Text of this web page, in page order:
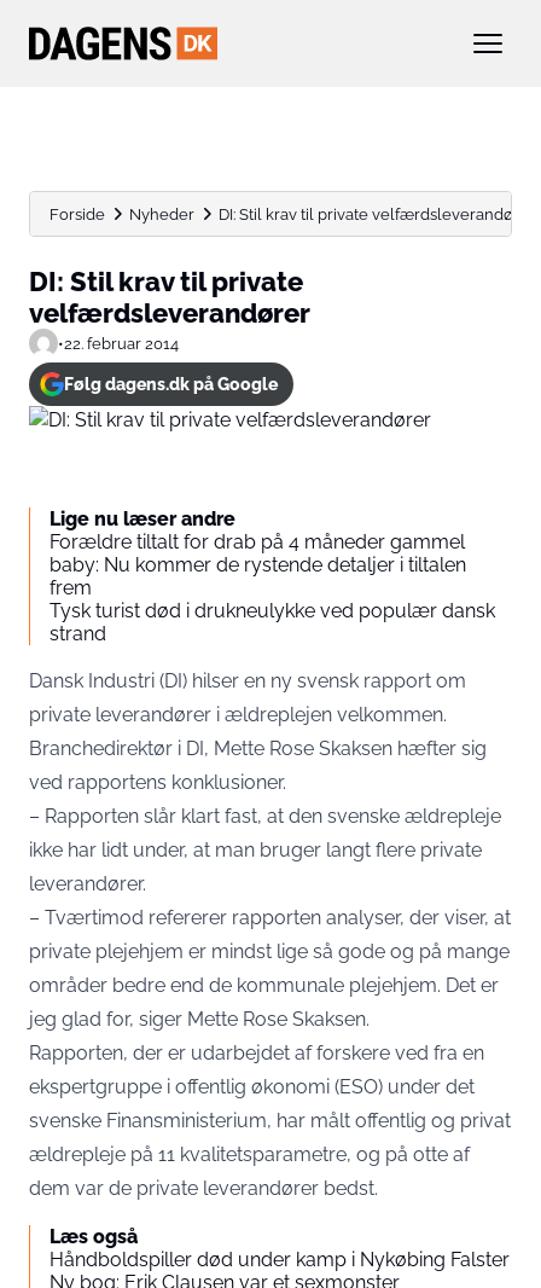
Forside Nyheder DI: Stil krav til private velfærdsleverandører
DI: Stil krav til private
velfærdsleverandører
•22. februar 2014
Følg dagens.dk på Google
Lige nu læser andre
Forældre tiltalt for drab på 4 måneder gammel
baby: Nu kommer de rystende detaljer i tiltalen
frem
Tysk turist død i drukneulykke ved populær dansk
strand
Dansk Industri (DI) hilser en ny svensk rapport om
private leverandører i ældreplejen velkommen.
Branchedirektør i DI, Mette Rose Skaksen hæfter sig
ved rapportens konklusioner.
– Rapporten slår klart fast, at den svenske ældrepleje
ikke har lidt under, at man bruger langt flere private
leverandører.
– Tværtimod refererer rapporten analyser, der viser, at
private plejehjem er mindst lige så gode og på mange
områder bedre end de kommunale plejehjem. Det er
jeg glad for, siger Mette Rose Skaksen.
Rapporten, der er udarbejdet af forskere ved fra en
ekspertgruppe i offentlig økonomi (ESO) under det
svenske Finansministerium, har målt offentlig og privat
ældrepleje på 11 kvalitetsparametre, og på otte af
dem var de private leverandører bedst.
Læs også
Håndboldspiller død under kamp i Nykøbing Falster
Ny bog: Erik Clausen var et sexmonster